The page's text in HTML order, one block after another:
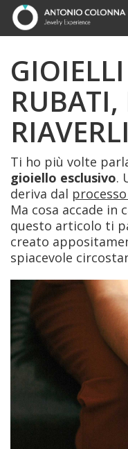
RUBATI,
RIAVERLI
Ti ho più volte
gioiello esclusivo.
deriva dal
Ma cosa accade in
questo articolo ti
creato
spiacevole